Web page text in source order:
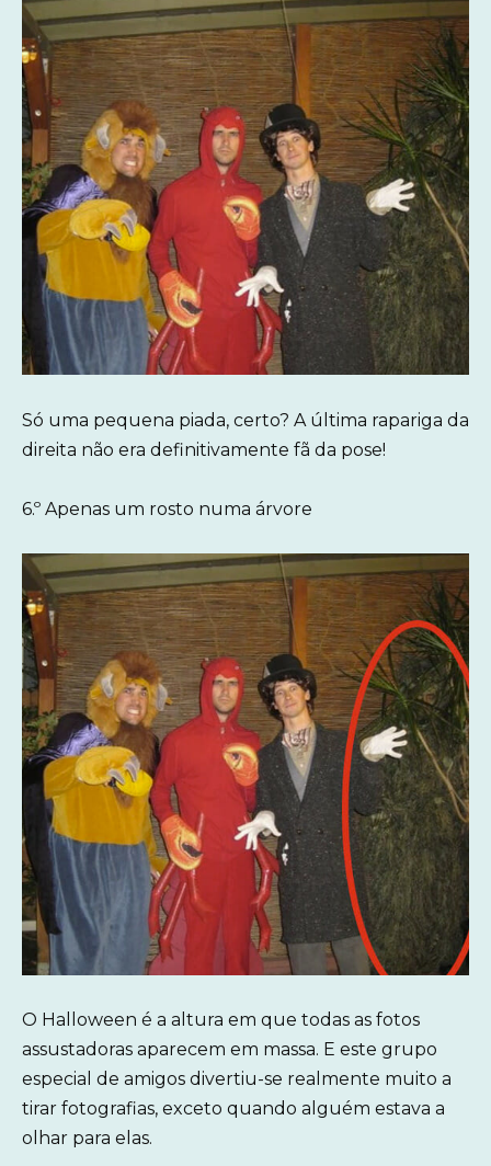
Só uma pequena piada, certo? A última rapariga da
direita não era definitivamente fã da pose!
6.º Apenas um rosto numa árvore
O Halloween é a altura em que todas as fotos
assustadoras aparecem em massa. E este grupo
especial de amigos divertiu-se realmente muito a
tirar fotografias, exceto quando alguém estava a
olhar para elas.